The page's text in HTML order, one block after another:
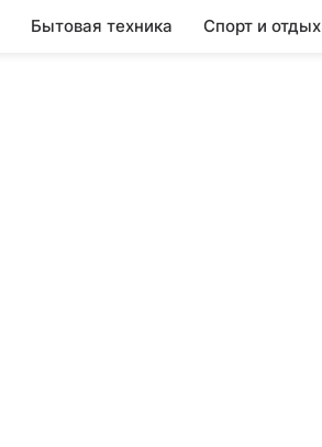
Бытовая техника Спорт и отдых